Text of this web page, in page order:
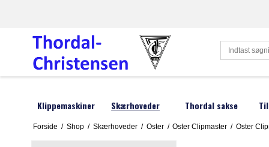
Klippemaskiner
Hunde klippemaskiner
Reservedele
Skærhoveder
Oster
Liscop
Thordal sakse
Forside / Shop / Skærhoveder / Oster / Oster Clipmaster / Oster